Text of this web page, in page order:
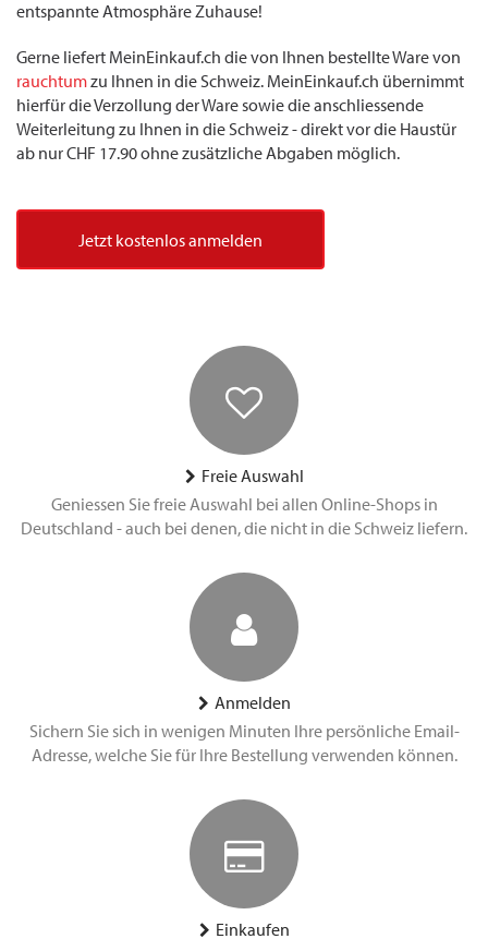
entspannte Atmosphäre Zuhause!
Gerne liefert MeinEinkauf.ch die von Ihnen bestellte Ware von
rauchtumzu Ihnen in die Schweiz. MeinEinkauf.ch übernimmt
hierfür die Verzollung der Ware sowie die anschliessende
Weiterleitung zu Ihnen in die Schweiz - direkt vor die Haustür
ab nur CHF 17.90 ohne zusätzliche Abgaben möglich.
Jetzt kostenlos anmelden
Freie Auswahl
Geniessen Sie freie Auswahl bei allen Online-Shops in
Deutschland - auch bei denen, die nicht in die Schweiz liefern.
Anmelden
Sichern Sie sich in wenigen Minuten Ihre persönliche Email-
Adresse, welche Sie für Ihre Bestellung verwenden können.
Einkaufen